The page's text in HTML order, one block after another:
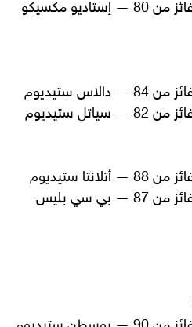
مباراة 96: الفائز من 85 × الفائز من 87 — بي سي بليس